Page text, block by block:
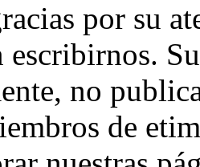
por su
escribirnos.
no
de